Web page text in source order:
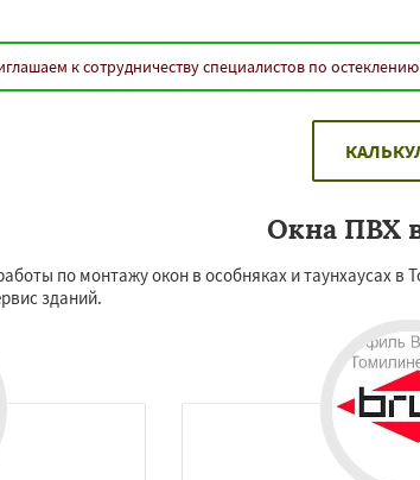
к сотрудничеству специалистов по
Окна ПВХ
по монтажу окон в особняках и таунхаусах
зданий.